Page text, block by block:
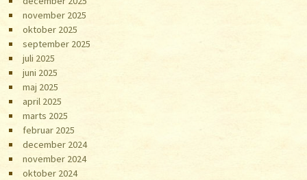
november 2025
oktober 2025
september 2025
juli 2025
juni 2025
maj 2025
april 2025
marts 2025
februar 2025
december 2024
november 2024
oktober 2024